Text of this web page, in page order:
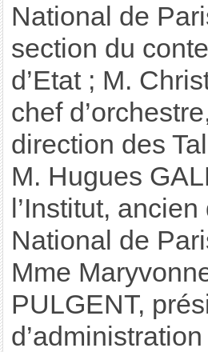
National de
section du
d’Etat ; M.
chef
direction des
M. Hugues
l’Institut,
National de
Mme
PULGENT,